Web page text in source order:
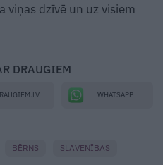
viņas dzīvē un uz visiem
DRAUGIEM
WHATSAPP
BĒRNS SLAVENĪBAS